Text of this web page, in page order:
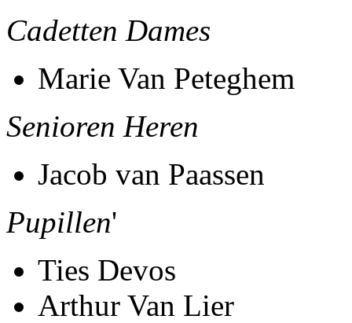
Cadetten Dames
Marie Van Peteghem
Senioren Heren
Jacob van Paassen
Pupillen'
Ties Devos
Arthur Van Lier